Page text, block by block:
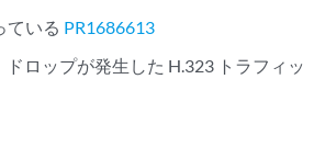
ている PR1686613
ロップが発生した H.323 トラフィッ